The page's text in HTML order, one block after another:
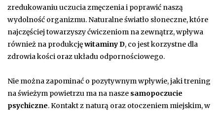
zredukowaniu uczucia zmęczenia i poprawić naszą
wydolność organizmu. Naturalne światło słoneczne, które
najczęściej towarzyszy ćwiczeniom na zewnątrz, wpływa
również na produkcjęwitaminy D, co jest korzystne dla
zdrowia kości oraz układu odpornościowego.
Nie można zapominać o pozytywnym wpływie, jaki trening
na świeżym powietrzu ma na nasze samopoczucie
psychiczne. Kontakt z naturą oraz otoczeniem miejskim, w